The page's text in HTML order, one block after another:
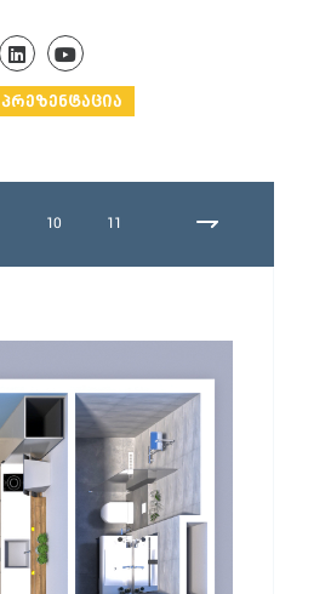
ᲞᲠᲔᲖᲔᲜᲢᲐᲪᲘᲐ
10 11